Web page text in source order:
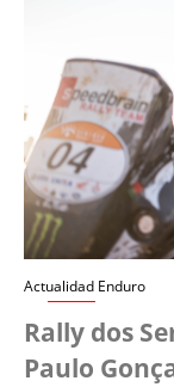
Actualidad Enduro
Rally dos
Paulo